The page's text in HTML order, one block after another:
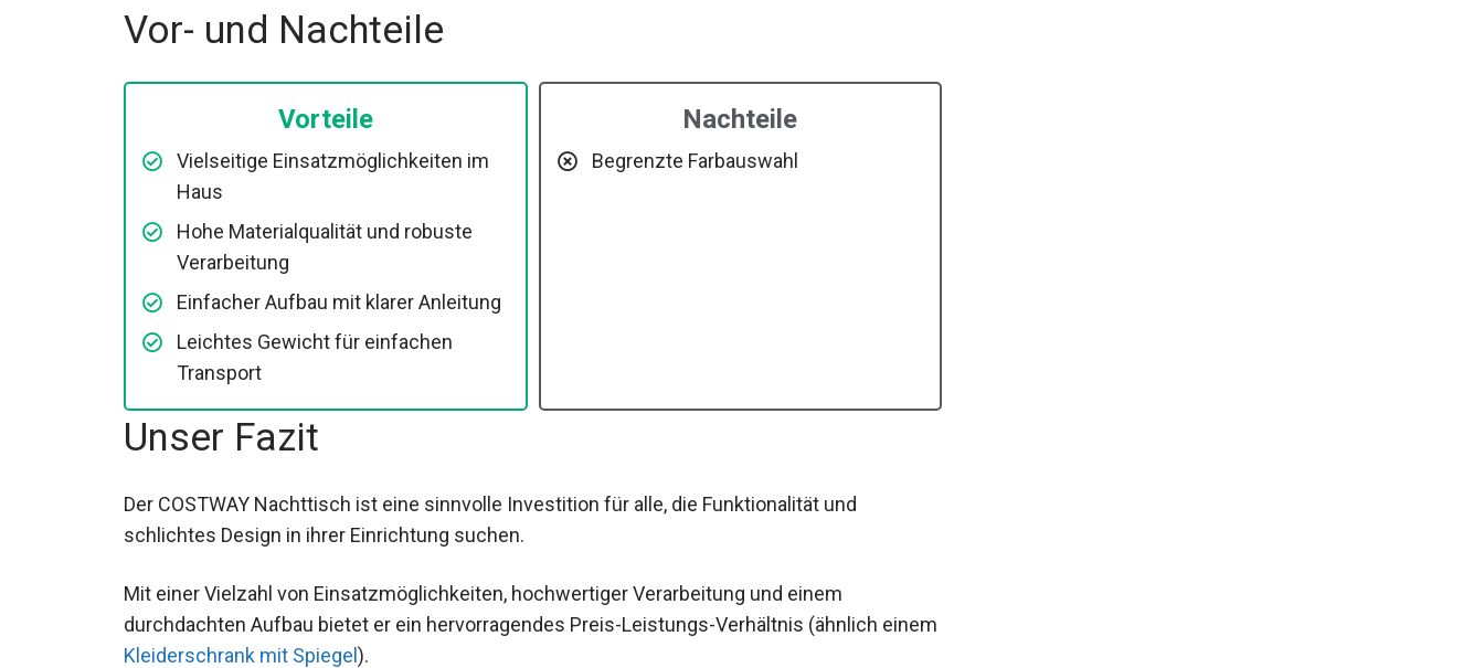
Vor- und Nachteile
Vorteile
Vielseitige Einsatzmöglichkeiten im
Haus
Hohe Materialqualität und robuste
Verarbeitung
Einfacher Aufbau mit klarer Anleitung
Leichtes Gewicht für einfachen
Transport
Nachteile
Begrenzte Farbauswahl
Unser Fazit
Der COSTWAY Nachttisch ist eine sinnvolle Investition für alle, die Funktionalität und
schlichtes Design in ihrer Einrichtung suchen.
Mit einer Vielzahl von Einsatzmöglichkeiten, hochwertiger Verarbeitung und einem
durchdachten Aufbau bietet er ein hervorragendes Preis-Leistungs-Verhältnis (ähnlich einem
Kleiderschrank mit Spiegel ).